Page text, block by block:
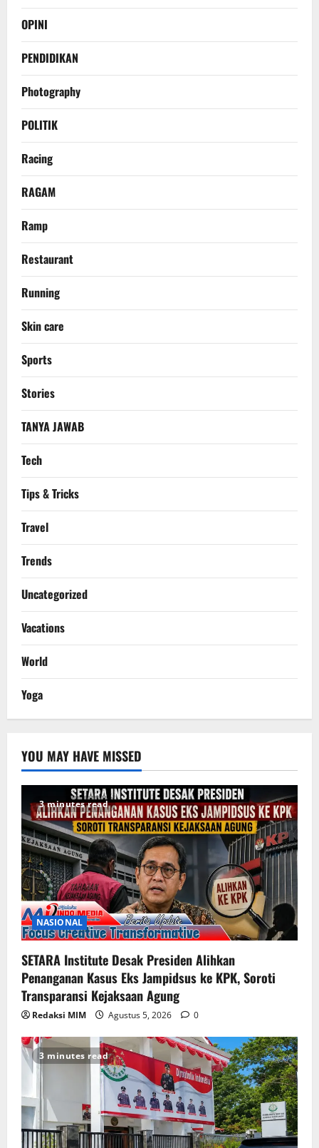
OPINI
PENDIDIKAN
Photography
POLITIK
Racing
RAGAM
Ramp
Restaurant
Running
Skin care
Sports
Stories
TANYA JAWAB
Tech
Tips & Tricks
Travel
Trends
Uncategorized
Vacations
World
Yoga
YOU MAY HAVE MISSED
3 minutes read
NASIONAL
SETARA Institute Desak Presiden Alihkan
Penanganan Kasus Eks Jampidsus ke KPK, Soroti
Transparansi Kejaksaan Agung
Redaksi MIM Agustus 5, 2026 0
3 minutes read